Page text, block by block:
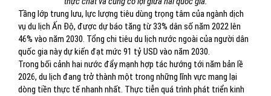
Tầng lớp trung lưu, lực lượng tiêu dùng trọng tâm của ngành dịch
vụ du lịch Ấn Độ, được dự báo tăng từ 33% dân số năm 2022 lên
46% vào năm 2030. Tổng chi tiêu du lịch nước ngoài của người dân
quốc gia này dự kiến đạt mức 91 tỷ USD vào năm 2030.
Trong bối cảnh hai nước đẩy mạnh hợp tác hướng tới năm bản lề
2026, du lịch đang trở thành một trong những lĩnh vực mang lại
dòng tiền thực tế nhanh nhất. Thực tiễn quá trình phát triển kinh